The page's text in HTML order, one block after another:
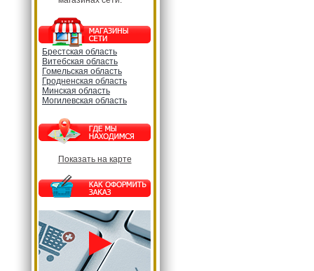
Брестская область
Витебская область
Гомельская область
Гродненская область
Минская область
Могилевская область
Показать на карте